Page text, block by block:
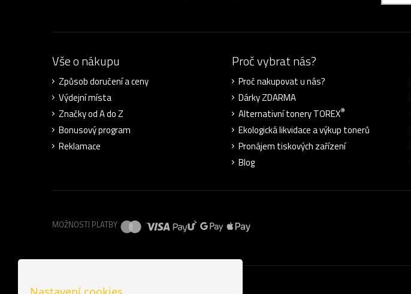
Vše o nákupu
Způsob doručení a ceny
Výdejní místa
Značky od A do Z
Bonusový program
Reklamace
Proč vybrat nás?
Proč nakupovat u nás?
Dárky ZDARMA
Alternativní tonery TOREX®
Ekologická likvidace a výkup tonerů
Pronájem tiskových zařízení
Blog
MOŽNOSTI PLATBY